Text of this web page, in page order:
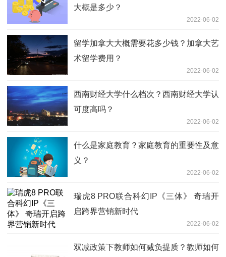
大概是多少？
2022-06-02
留学加拿大大概需要花多少钱？加拿大艺
术留学费用？
2022-06-02
西南财经大学什么档次？西南财经大学认
可度高吗？
2022-06-02
什么是家庭教育？家庭教育的重要性及意
义？
2022-06-02
瑞虎8 PRO联合科幻IP《三体》 奇瑞开
启跨界营销新时代
2022-06-02
双减政策下教师如何减负提质？教师如何